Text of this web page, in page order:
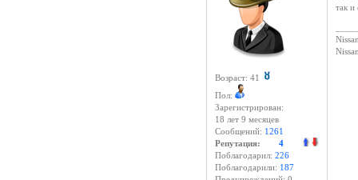
Возраст: 41
Пол:
Зарегистрирован:
18 лет 9 месяцев
Сообщений: 1261
Репутация: 4
Поблагодарил: 226
Поблагодарили: 187
так и